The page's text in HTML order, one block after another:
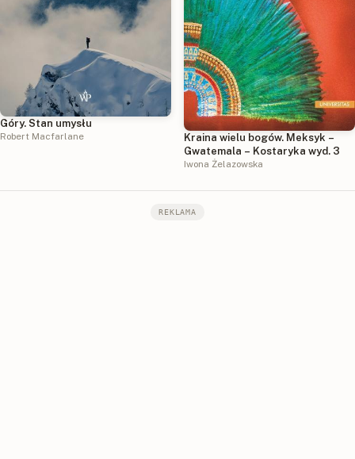
Góry. Stan umysłu
Robert Macfarlane
Kraina wielu bogów. Meksyk –
Gwatemala – Kostaryka wyd. 3
Iwona Żelazowska
REKLAMA